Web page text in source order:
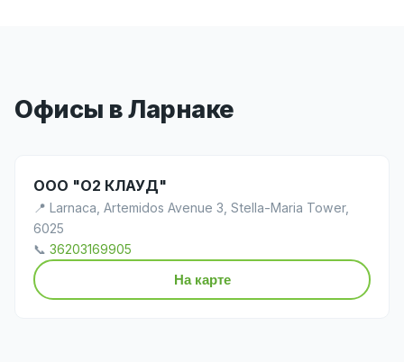
Офисы в Ларнаке
ООО "О2 КЛАУД"
📍 Larnaca, Artemidos Avenue 3, Stella-Maria Tower,
6025
📞 36203169905
На карте